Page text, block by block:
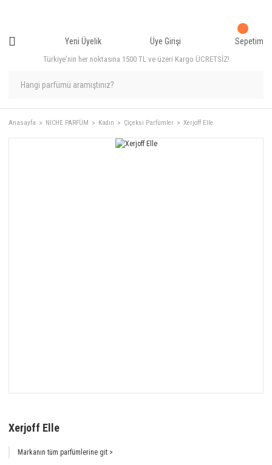
Türkiye'nin her noktasına 1500 TL ve üzeri Kargo ÜCRETSİZ!
Yeni Üyelik Üye Girişi Sepetim
Anasayfa NICHE PARFÜM Kadın Çiçeksi Parfümler Xerjoff Elle
Xerjoff Elle
Markanın tüm parfümlerine git >